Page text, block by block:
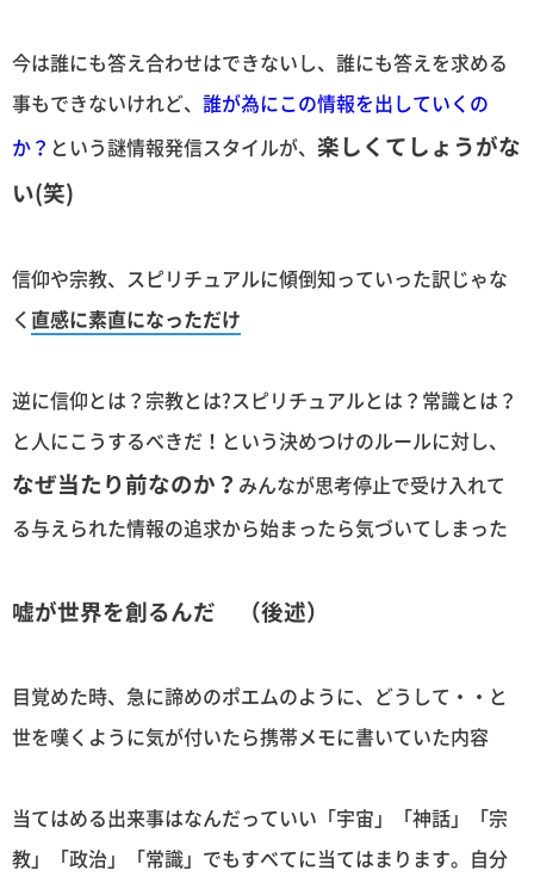
今は誰にも答え合わせはできないし、誰にも答えを求める
事もできないけれど、 誰が為にこの情報を出していくの
か？ という謎情報発信スタイルが、 楽しくてしょうがな
い(笑)
信仰や宗教、スピリチュアルに傾倒知っていった訳じゃな
く 直感に素直になっただけ
逆に信仰とは？宗教とは?スピリチュアルとは？常識とは？
と人にこうするべきだ！という決めつけのルールに対し、
なぜ当たり前なのか？ みんなが思考停止で受け入れて
る与えられた情報の追求から始まったら気づいてしまった
嘘が世界を創るんだ （後述）
目覚めた時、急に諦めのポエムのように、どうして・・と
世を嘆くように気が付いたら携帯メモに書いていた内容
当てはめる出来事はなんだっていい「宇宙」「神話」「宗
教」「政治」「常識」でもすべてに当てはまります。自分